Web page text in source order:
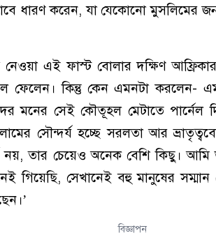
ধারণ করেন, যা যেকোনো মুসলিমের
নেওয়া এই ফাস্ট বোলার দক্ষিণ
ফেলেন। কিন্তু কেন এমনটা করলেন-
মনের সেই কৌতূহল মেটাতে পার্নেল
সৌন্দর্য হ‌চ্ছে সরলতা আর
তার চে‌য়েও অনেক বে‌শি কিছু। আমি
গিয়েছি, সেখানেই বহু মানু‌ষের
বিজ্ঞাপন